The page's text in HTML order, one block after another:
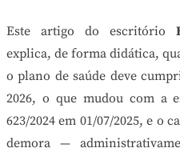
Este artigo do escritório
explica, de forma didática,
o plano de saúde deve
2026, o que mudou com a
623/2024 em 01/07/2025, e o
demora —